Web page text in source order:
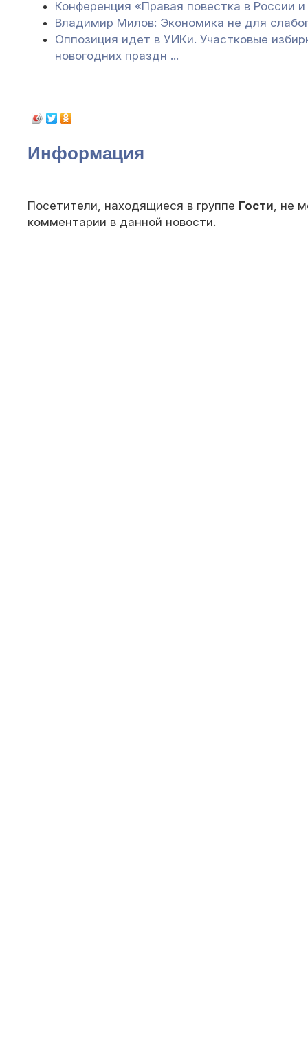
Конференция «Правая повестка в России
Владимир Милов: Экономика не для
Оппозиция идет в УИКи. Участковые
новогодних праздн ...
Информация
Посетители, находящиеся в группе Гости, не
комментарии в данной новости.